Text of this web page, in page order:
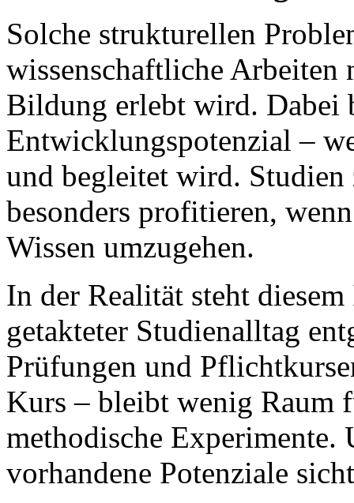
Solche strukturellen
wissenschaftliche Arbeiten
Bildung erlebt wird. Dabei
Entwicklungspotenzial –
und begleitet wird. Studien
besonders profitieren,
Wissen umzugehen.
In der Realität steht
getakteter Studienalltag
Prüfungen und
Kurs – bleibt wenig Raum
methodische Experimente.
vorhandene Potenziale